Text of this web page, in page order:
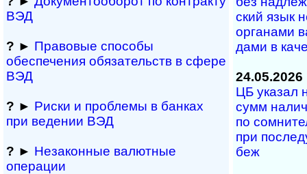
ВЭД
? ► Правовые способы
обеспечения обяза­тельств в сфере
ВЭД
? ► Риски и проблемы в банках
при ведении ВЭД
? ► Незаконные валютные
операции
ский язык
ор­га­на­ми
да­ми в
24.05.2026
ЦБ указал
сумм
по
при
беж